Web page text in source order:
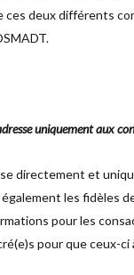
deux différents
uniquement aux
directement et
les fidèles
pour les
pour que